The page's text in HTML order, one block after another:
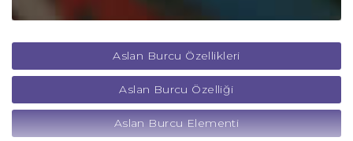
Aslan Burcu Özellikleri
Aslan Burcu Özelliği
Aslan Burcu Elementi